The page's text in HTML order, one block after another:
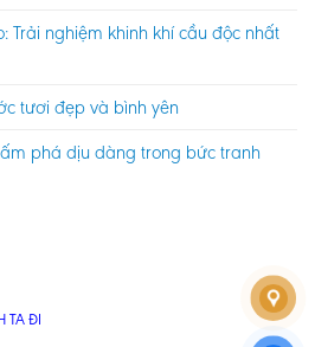
Trải nghiệm khinh khí cầu độc nhất
tươi đẹp và bình yên
phá dịu dàng trong bức tranh
TA ĐI